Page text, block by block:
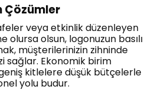
Çözümler
veya etkinlik düzenleyen
olursa olsun, logonuzun basılı
müşterilerinizin zihninde
sağlar. Ekonomik birim
kitlelere düşük bütçelerle
yolu budur.